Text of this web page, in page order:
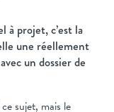
à projet, c’est la
une réellement
un dossier de
sujet, mais le